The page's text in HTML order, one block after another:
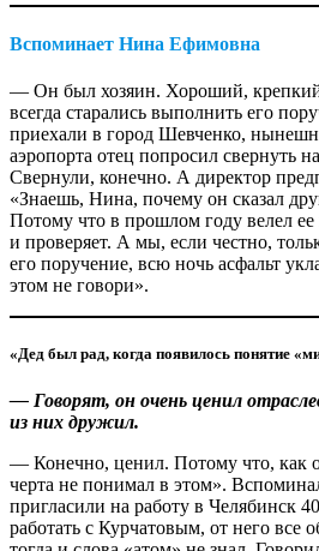
Вспоминает Нина Ефимовна
— Он был хозяин. Хороший,
всегда старались выполнить его
приехали в город Шевченко,
аэропорта отец попросил свернуть
Свернули, конечно. А директор
«Знаешь, Нина, почему он сказал
Потому что в прошлом году велел ее
и проверяет. А мы, если честно,
его поручение, всю ночь асфальт
этом не говори».
«Дед был рад, когда появилось понятие
— Говорят, он очень ценил
из них дружил.
— Конечно, ценил. Потому что, как
черта не понимал в этом».
пригласили на работу в Челябинск
работать с Курчатовым, от него все